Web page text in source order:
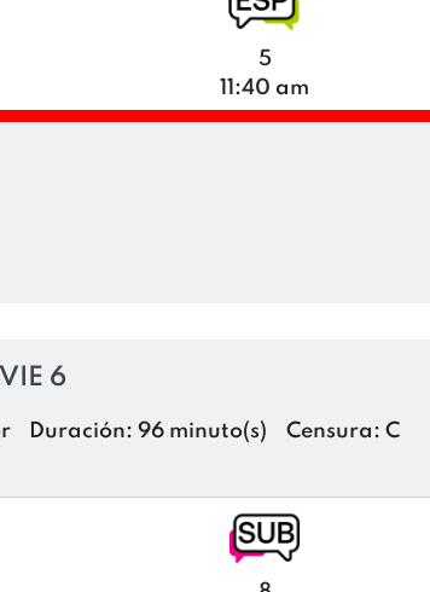
5
11:40 am
6
Duración:96 minuto(s) Censura: C